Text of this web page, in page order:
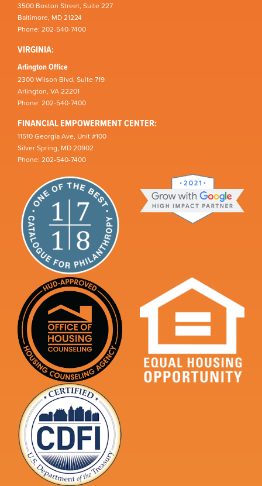
3500 Boston Street, Suite 227
Baltimore, MD 21224
Phone: 202-540-7400
VIRGINIA:
Arlington Office
2300 Wilson Blvd, Suite 719
Arlington, VA 22201
Phone: 202-540-7400
FINANCIAL EMPOWERMENT CENTER:
11510 Georgia Ave, Unit #100
Silver Spring, MD 20902
Phone: 202-540-7400